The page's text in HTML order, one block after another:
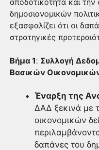
αποδοτικότητα και
δημοσιονομικών
εξασφαλίζει ότι οι
στρατηγικές
Βήμα 1: Συλλογή
Βασικών
Έναρξη της
ΔΑΔ ξεκινά με
οικονομικών
δαπάνες του